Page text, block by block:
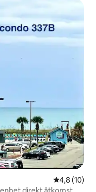
4,8 av 5 i
4,8 (10)